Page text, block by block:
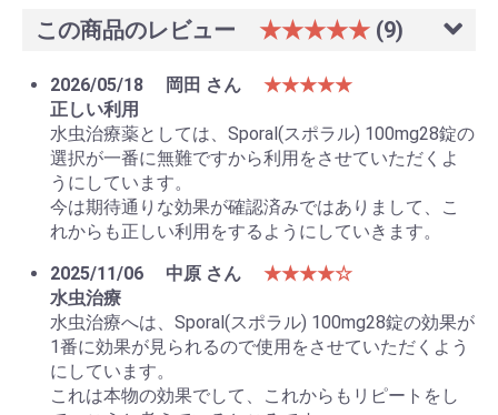
この商品のレビュー ★★★★★ (9)
2026/05/18 岡田 さん
★★★★★
正しい利用
水虫治療薬としては、Sporal(スポラル) 100mg28錠の
選択が一番に無難ですから利用をさせていただくよ
うにしています。
今は期待通りな効果が確認済みではありまして、こ
れからも正しい利用をするようにしていきます。
2025/11/06
中原 さん
★★★★☆
水虫治療
水虫治療へは、Sporal(スポラル) 100mg28錠の効果が
1番に効果が見られるので使用をさせていただくよう
にしています。
これは本物の効果でして、これからもリピートをし